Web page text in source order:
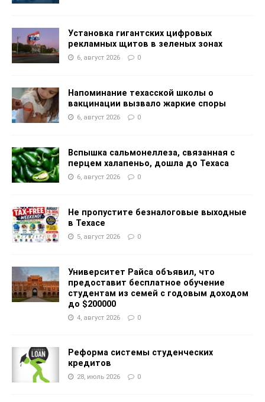
Установка гигантских цифровых
рекламных щитов в зеленых зонах
6, август 2026 0
Напоминание техасской школы о
вакцинации вызвало жаркие споры
6, август 2026 0
Вспышка сальмонеллеза, связанная с
перцем халапеньо, дошла до Техаса
6, август 2026 0
Не пропустите безналоговые выходные
в Техасе
5, август 2026 0
Университет Райса объявил, что
предоставит бесплатное обучение
студентам из семей с годовым доходом
до $200000
4, август 2026 0
Реформа системы студенческих
кредитов
28, июль 2026 0